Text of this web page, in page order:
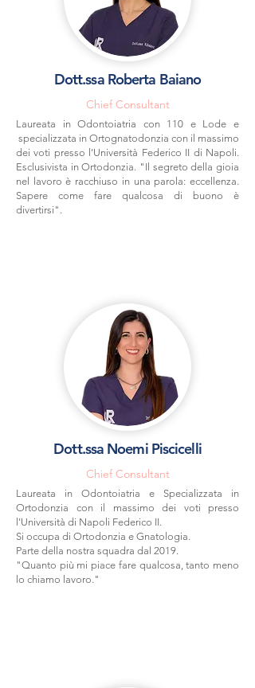
Dott.ssa Roberta Baiano
Chief Consultant
Laureata in Odontoiatria con 110 e Lode e
specializzata in Ortognatodonzia con il massimo
dei voti presso l'Università Federico II di Napoli.
Esclusivista in Ortodonzia. "Il segreto della gioia
nel lavoro è racchiuso in una parola: eccellenza.
Sapere come fare qualcosa di buono è
divertirsi".
Dott.ssa Noemi Piscicelli
Chief Consultant
Laureata in Odontoiatria e Specializzata in
Ortodonzia con il massimo dei voti presso
l'Università di Napoli Federico II.
Si occupa di Ortodonzia e Gnatologia.
Parte della nostra squadra dal 2019.
"Quanto più mi piace fare qualcosa, tanto meno
lo chiamo lavoro."